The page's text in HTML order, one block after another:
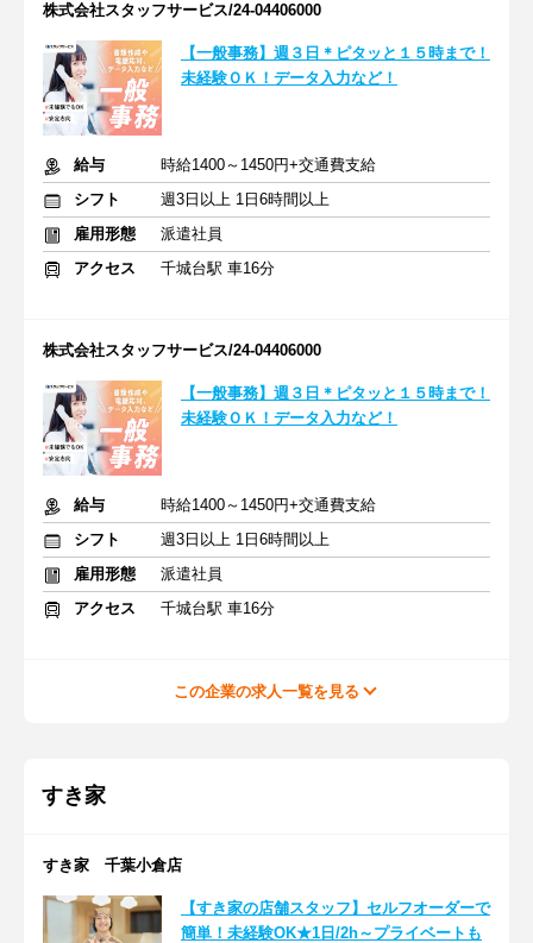
株式会社スタッフサービス/24-04406000
【一般事務】週３日＊ピタッと１５時まで！
未経験ＯＫ！データ入力など！
給与
時給1400～1450円+交通費支給
シフト
週3日以上 1日6時間以上
雇用形態
派遣社員
アクセス
千城台駅 車16分
株式会社スタッフサービス/24-04406000
【一般事務】週３日＊ピタッと１５時まで！
未経験ＯＫ！データ入力など！
給与
時給1400～1450円+交通費支給
シフト
週3日以上 1日6時間以上
雇用形態
派遣社員
アクセス
千城台駅 車16分
この企業の求人一覧を見る
すき家
すき家 千葉小倉店
【すき家の店舗スタッフ】セルフオーダーで
簡単！未経験OK★1日/2h～プライベートも